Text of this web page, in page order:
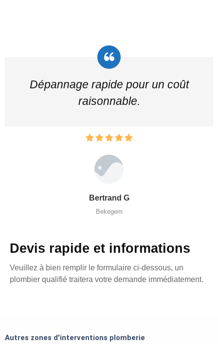
Dépannage rapide pour un coût
raisonnable.
Bertrand G
Bekegem
Devis rapide et informations
Veuillez à bien remplir le formulaire ci-dessous, un
plombier qualifié traitera votre demande immédiatement.
Autres zones d'interventions plomberie